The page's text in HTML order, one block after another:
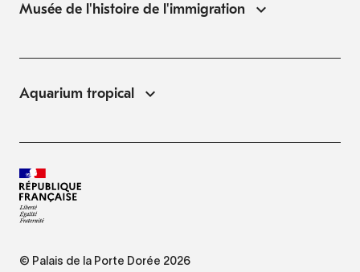
Musée de l'histoire de l'immigration
Aquarium tropical
© Palais de la Porte Dorée 2026